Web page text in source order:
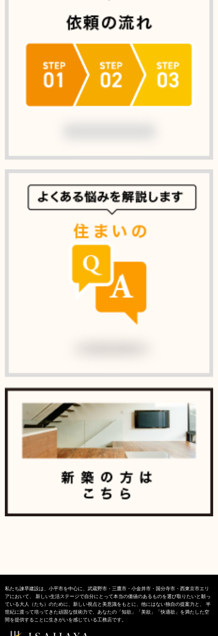
私たち諫早建設は、小平市を中心に、武蔵野市・三鷹市・小金井市・国分寺市・西東京市エリ
アにおいて、 新しい生活ステージで自分にとって本当の価値のあるものを選び取りたいと願っ
ている大人（たち）のために、新しい視点と美意識をもとに、他にはない独自の提案力と、 半
世紀に渡って培ってきた頑固な技術力で、あなたの「知欲」「美欲」「快適欲」を満たした空
間を提供することに生きがいを感じている工務店です。